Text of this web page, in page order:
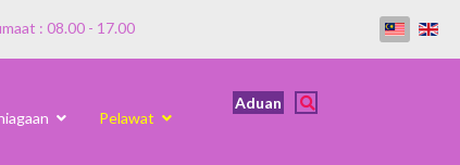
: 08.00 - 17.00
Pelawat
Aduan